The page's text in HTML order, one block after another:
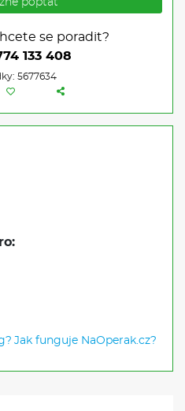
se poradit?
133 408
5677634
Jak funguje NaOperak.cz?